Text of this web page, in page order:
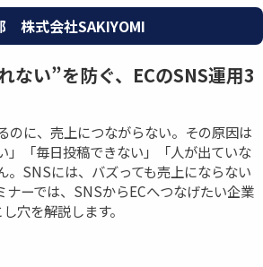
株式会社SAKIYOMI
ない”を防ぐ、ECのSNS運用3
のに、売上につながらない。その原因は
」「毎日投稿できない」「人が出ていな
。SNSには、バズっても売上にならない
ナーでは、SNSからECへつなげたい企業
穴を解説します。